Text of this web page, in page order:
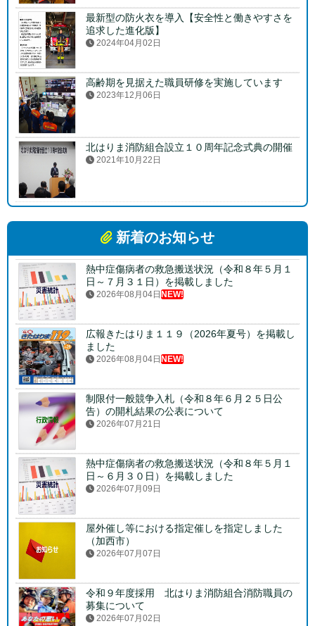
最新型の防火衣を導入【安全性と働きやすさを
追求した進化版】
2024年04月02日
高齢期を見据えた職員研修を実施しています
2023年12月06日
北はりま消防組合設立１０周年記念式典の開催
2021年10月22日
新着のお知らせ
熱中症傷病者の救急搬送状況（令和８年５月１
日～７月３１日）を掲載しました
2026年08月04日 NEW!
広報きたはりま１１９（2026年夏号）を掲載し
ました
2026年08月04日 NEW!
制限付一般競争入札（令和８年６月２５日公
告）の開札結果の公表について
2026年07月21日
熱中症傷病者の救急搬送状況（令和８年５月１
日～６月３０日）を掲載しました
2026年07月09日
屋外催し等における指定催しを指定しました
（加西市）
2026年07月07日
令和９年度採用 北はりま消防組合消防職員の
募集について
2026年07月02日